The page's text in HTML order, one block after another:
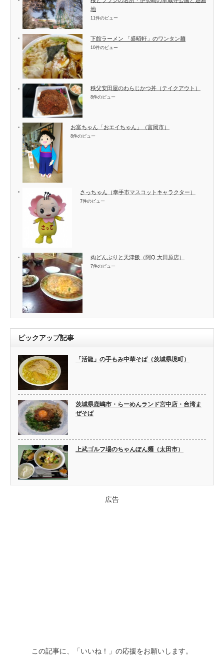
地
11件のビュー
下館ラーメン 「盛昭軒」のワンタン麺
10件のビュー
秩父安田屋のわらじかつ丼（テイクアウト）
8件のビュー
お富ちゃん「おエイちゃん」（富岡市）
8件のビュー
さっちゃん（幸手市マスコットキャラクター）
7件のビュー
肉どんぶりと天津飯（阿Q 大田原店）
7件のビュー
ピックアップ記事
「活龍」の手もみ中華そば（茨城県境町）
茨城県鹿嶋市・らーめんランド宮中店・台湾ま
ぜそば
上武ゴルフ場のちゃんぽん麺（太田市）
広告
この記事に、「いいね！」の応援をお願いします。